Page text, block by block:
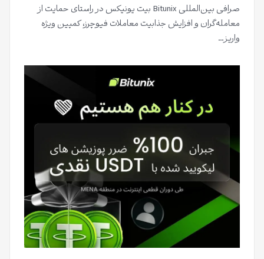
صرافی بین‌المللی Bitunix بیت یونیکس در راستای حمایت از
معامله‌گران و افزایش جذابیت معاملات فیوچرز، کمپین ویژه
واریز…